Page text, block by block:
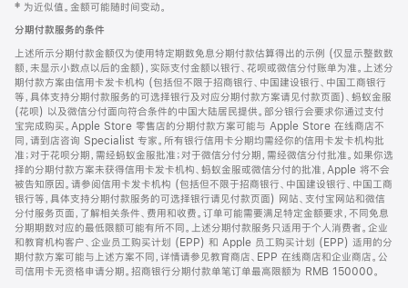
页
页
脚
注
‡ 为近似值。金额可能随时间变动。
分期付款服务的条件
上述所示分期付款金额仅为使用特定期数免息分期付款估算得出的示例 (仅显示整数数
额，未显示小数点以后的金额)，实际支付金额以银行、花呗或微信分付账单为准。上述分
期付款方案由信用卡发卡机构 (包括但不限于招商银行、中国建设银行、中国工商银行
等，具体支持分期付款服务的可选择银行及对应分期付款方案请见付款页面)、蚂蚁金服
(花呗) 以及微信分付面向符合条件的中国大陆居民提供。部分银行会要求你通过支付
宝完成购买。Apple Store 零售店的分期付款方案可能与 Apple Store 在线商店不
同，请到店咨询 Specialist 专家。所有银行信用卡分期均需经你的信用卡发卡机构批
准；对于花呗分期，需经蚂蚁金服批准；对于微信分付分期，需经微信分付批准。如果你选
择的分期付款方案未获得信用卡发卡机构、蚂蚁金服或微信分付的批准，Apple 将不会
被告知原因。请参阅信用卡发卡机构 (包括但不限于招商银行、中国建设银行、中国工商
银行等，具体支持分期付款服务的可选择银行请见付款页面) 网站、支付宝网站和微信
分付服务页面，了解相关条件、费用和收费。订单可能需要满足特定金额要求，不同免息
分期期数对应的最低限额可能有所不同。上述分期付款服务只适用于个人消费者。企业
和教育机构客户、企业员工购买计划 (EPP) 和 Apple 员工购买计划 (EPP) 适用的分
期付款方案可能与上述方案不同，详情请参见教育商店、EPP 在线商店和企业商店。公
司信用卡无资格申请分期。招商银行分期付款单笔订单最高限额为 RMB 150000。